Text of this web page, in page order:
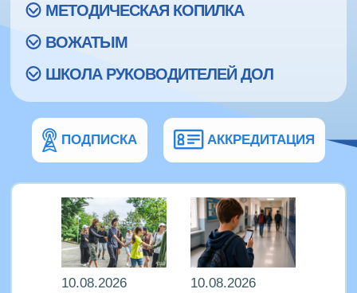
МЕТОДИЧЕСКАЯ КОПИЛКА
ВОЖАТЫМ
ШКОЛА РУКОВОДИТЕЛЕЙ ДОЛ
ПОДПИСКА АККРЕДИТАЦИЯ
10.08.2026 10.08.2026